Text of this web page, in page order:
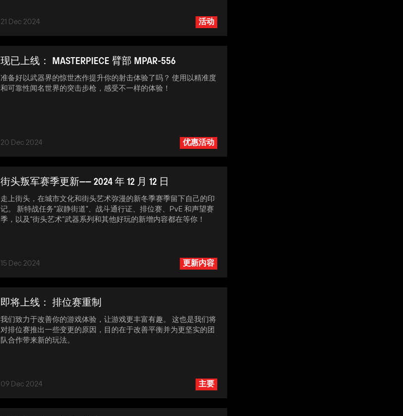
21 Dec 2024 活动
现已上线： MASTERPIECE 臂部 MPAR-556
准备好以武器界的惊世杰作提升你的射击体验了吗？ 使用以精准度
和可靠性闻名世界的突击步枪，感受不一样的体验！
20 Dec 2024 优惠活动
街头叛军赛季更新—— 2024 年 12 月 12 日
走上街头，在城市文化和街头艺术弥漫的新冬季赛季留下自己的印
记。 新特战任务“寂静街道”、战斗通行证、排位赛、PvE 和声望赛
季，以及“街头艺术”武器系列和其他好玩的新增内容都在等你！
15 Dec 2024 更新内容
即将上线： 排位赛重制
我们致力于改善你的游戏体验，让游戏更丰富有趣。 这也是我们将
对排位赛推出一些变更的原因，目的在于改善平衡并为更坚实的团
队合作带来新的玩法。
09 Dec 2024 主要